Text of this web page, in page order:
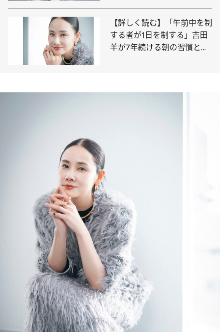
情〉の正体
【詳しく読む】「午前中を制
する者が1日を制する」吉田
羊が7年続ける朝の習慣と、